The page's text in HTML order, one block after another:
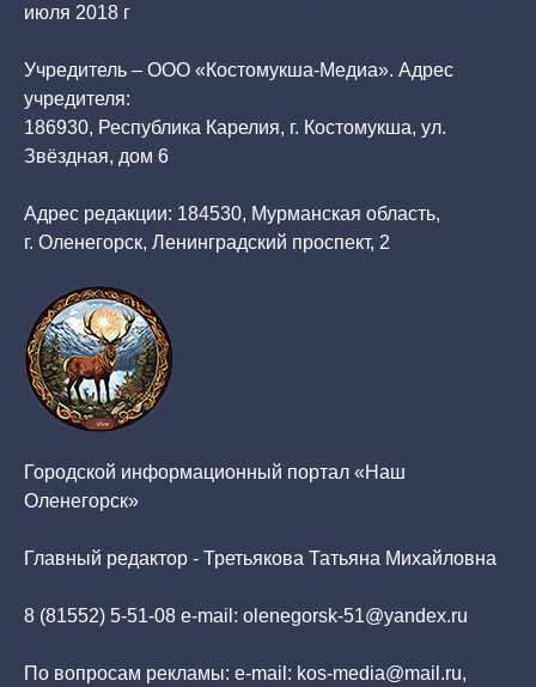
июля 2018 г
Учредитель – ООО «Костомукша-Медиа». Адрес
учредителя:
186930, Республика Карелия, г. Костомукша, ул.
Звёздная, дом 6
Адрес редакции: 184530, Мурманская область,
г. Оленегорск, Ленинградский проспект, 2
Городской информационный портал «Наш
Оленегорск»
Главный редактор - Третьякова Татьяна Михайловна
8 (81552) 5-51-08 e-mail: olenegorsk-51@yandex.ru
По вопросам рекламы: e-mail: kos-media@mail.ru,